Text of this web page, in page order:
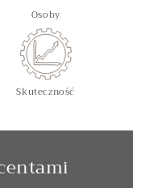
Osoby
Skuteczność